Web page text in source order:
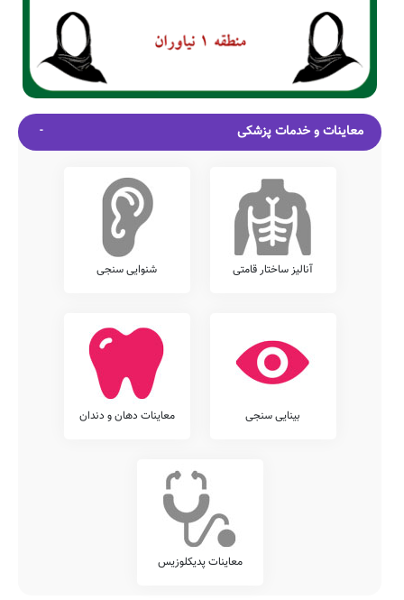
معاینات و خدمات پزشکی
آنالیز ساختار قامتی شنوایی سنجی
بینایی سنجی معاینات دهان و دندان
معاینات پدیکلوزیس